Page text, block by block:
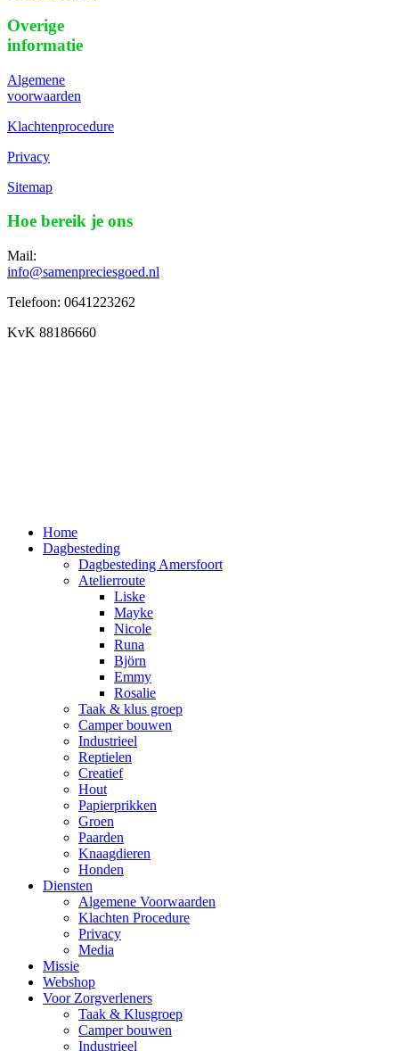
Overige
informatie
Algemene
voorwaarden
Klachtenprocedure
Privacy
Sitemap
Hoe bereik je ons
Mail:
info@samenpreciesgoed.nl
Telefoon: 0641223262
KvK 88186660
Home
Dagbesteding
Dagbesteding Amersfoort
Atelierroute
Liske
Mayke
Nicole
Runa
Björn
Emmy
Rosalie
Taak & klus groep
Camper bouwen
Industrieel
Reptielen
Creatief
Hout
Papierprikken
Groen
Paarden
Knaagdieren
Honden
Diensten
Algemene Voorwaarden
Klachten Procedure
Privacy
Media
Missie
Webshop
Voor Zorgverleners
Taak & Klusgroep
Camper bouwen
Industrieel